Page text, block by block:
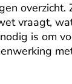
overzicht.
vraagt,
is om